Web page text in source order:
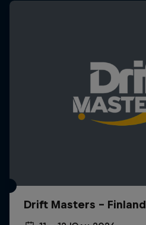
Drift Masters – Finland